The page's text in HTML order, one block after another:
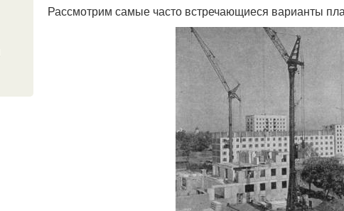
Рассмотрим самые часто встречающиеся варианты